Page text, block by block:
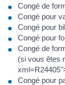
Congé de
Congé pour
Congé pour
Congé pour
Congé de
(si vous êtes
Congé pour